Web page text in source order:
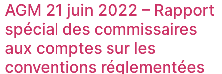
AGM 21 juin 2022 – Rapport
spécial des commissaires
aux comptes sur les
conventions réglementées